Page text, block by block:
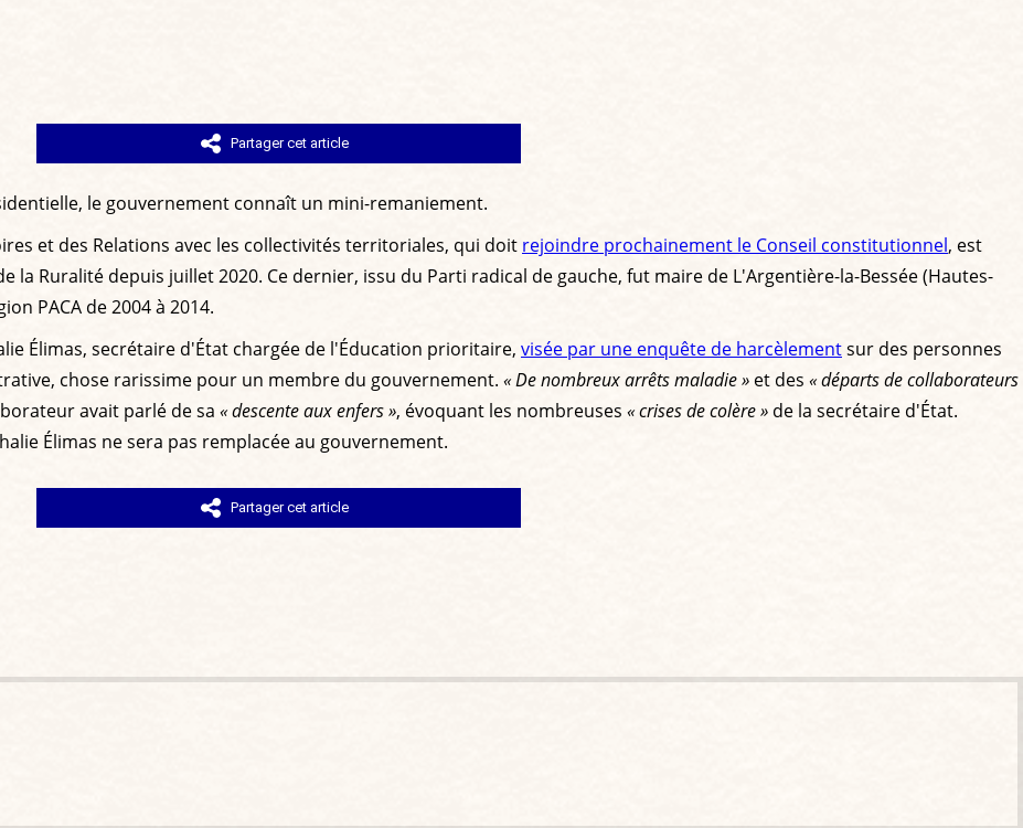
Partager cet article
le gouvernement connaît un mini-remaniement.
et des Relations avec les collectivités territoriales, qui doit rejoindre prochainement le Conseil constitutionnel, est
la Ruralité depuis juillet 2020. Ce dernier, issu du Parti radical de gauche, fut maire de L'Argentière-la-Bessée (Hautes-
PACA de 2004 à 2014.
Élimas, secrétaire d'État chargée de l'Éducation prioritaire, visée par une enquête de harcèlementsur des personnes
chose rarissime pour un membre du gouvernement. « De nombreux arrêts maladie » et des « départs de collaborateurs
avait parlé de sa « descente aux enfers », évoquant les nombreuses « crises de colère » de la secrétaire d'État.
Élimas ne sera pas remplacée au gouvernement.
Partager cet article